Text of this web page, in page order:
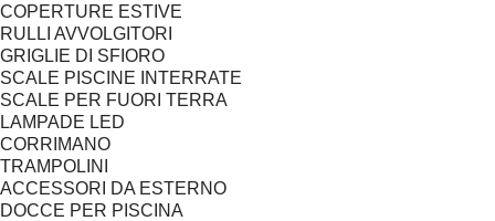
COPERTURE ESTIVE
RULLI AVVOLGITORI
GRIGLIE DI SFIORO
SCALE PISCINE INTERRATE
SCALE PER FUORI TERRA
LAMPADE LED
CORRIMANO
TRAMPOLINI
ACCESSORI DA ESTERNO
DOCCE PER PISCINA